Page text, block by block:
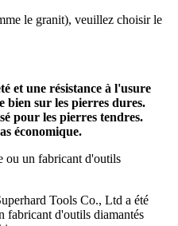
le granit), veuillez choisir le
et une résistance à l'usure
bien sur les pierres dures.
pour les pierres tendres.
économique.
ou un fabricant d'outils
Tools Co., Ltd a été
fabricant d'outils diamantés